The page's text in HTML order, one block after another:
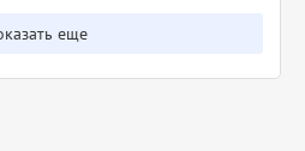
еще